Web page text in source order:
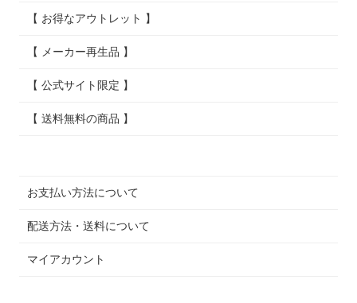
【 お得なアウトレット 】
【 メーカー再生品 】
【 公式サイト限定 】
【 送料無料の商品 】
お支払い方法について
配送方法・送料について
マイアカウント